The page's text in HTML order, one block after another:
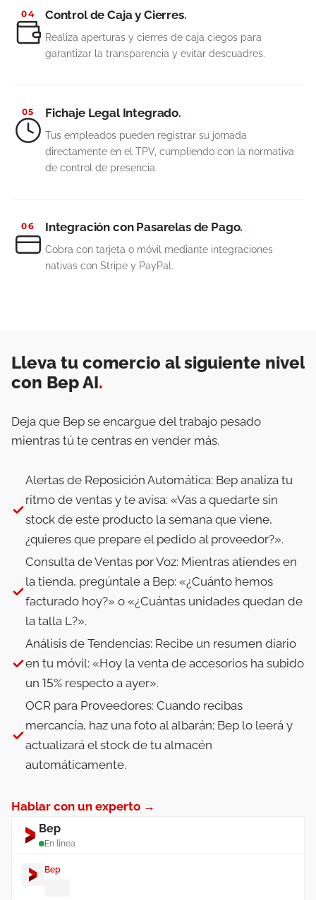
04 Control de Caja y Cierres.
Realiza aperturas y cierres de caja ciegos para
garantizar la transparencia y evitar descuadres.
05 Fichaje Legal Integrado.
Tus empleados pueden registrar su jornada
directamente en el TPV, cumpliendo con la normativa
de control de presencia.
06 Integración con Pasarelas de Pago.
Cobra con tarjeta o móvil mediante integraciones
nativas con Stripe y PayPal.
Lleva tu comercio al siguiente nivel
con Bep AI.
Deja que Bep se encargue del trabajo pesado
mientras tú te centras en vender más.
Alertas de Reposición Automática: Bep analiza tu
ritmo de ventas y te avisa: «Vas a quedarte sin
stock de este producto la semana que viene,
¿quieres que prepare el pedido al proveedor?».
Consulta de Ventas por Voz: Mientras atiendes en
la tienda, pregúntale a Bep: «¿Cuánto hemos
facturado hoy?» o «¿Cuántas unidades quedan de
la talla L?».
Análisis de Tendencias: Recibe un resumen diario
en tu móvil: «Hoy la venta de accesorios ha subido
un 15% respecto a ayer».
OCR para Proveedores: Cuando recibas
mercancía, haz una foto al albarán; Bep lo leerá y
actualizará el stock de tu almacén
automáticamente.
Hablar con un experto →
Bep
En línea
Bep